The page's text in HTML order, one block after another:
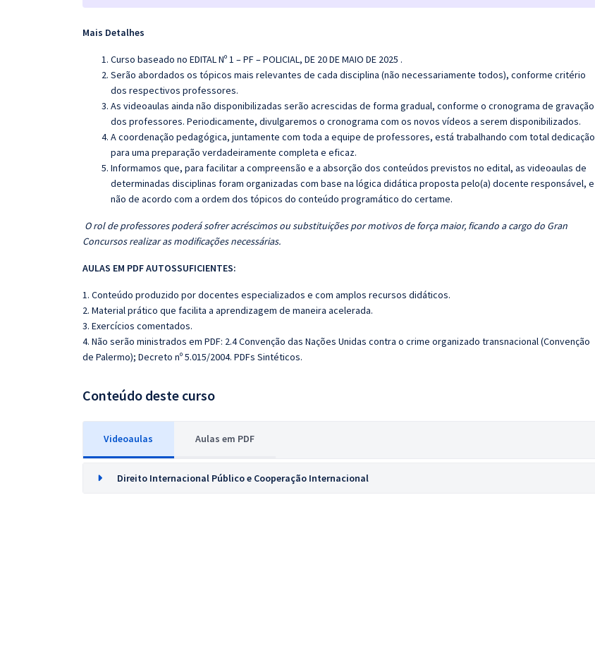
Mais Detalhes
Curso baseado no EDITAL Nº 1 – PF – POLICIAL, DE 20 DE MAIO DE 2025 .
Serão abordados os tópicos mais relevantes de cada disciplina (não necessariamente todos), conforme critério
dos respectivos professores.
As videoaulas ainda não disponibilizadas serão acrescidas de forma gradual, conforme o cronograma de gravação
dos professores. Periodicamente, divulgaremos o cronograma com os novos vídeos a serem disponibilizados.
A coordenação pedagógica, juntamente com toda a equipe de professores, está trabalhando com total dedicação
para uma preparação verdadeiramente completa e eficaz.
Informamos que, para facilitar a compreensão e a absorção dos conteúdos previstos no edital, as videoaulas de
determinadas disciplinas foram organizadas com base na lógica didática proposta pelo(a) docente responsável, e
não de acordo com a ordem dos tópicos do conteúdo programático do certame.
O rol de professores poderá sofrer acréscimos ou substituições por motivos de força maior, ficando a cargo do Gran
Concursos realizar as modificações necessárias.
AULAS EM PDF AUTOSSUFICIENTES:
1. Conteúdo produzido por docentes especializados e com amplos recursos didáticos.
2. Material prático que facilita a aprendizagem de maneira acelerada.
3. Exercícios comentados.
4. Não serão ministrados em PDF: 2.4 Convenção das Nações Unidas contra o crime organizado transnacional (Convenção
de Palermo); Decreto nº 5.015/2004. PDFs Sintéticos.
Conteúdo deste curso
Videoaulas Aulas em PDF
Direito Internacional Público e Cooperação Internacional